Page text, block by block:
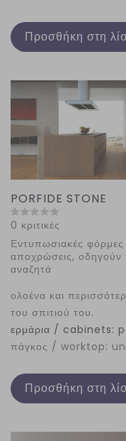
Προσθήκη στη
PORFIDE STONE
0 κριτικές
Εντυπωσιακές φόρμες
αποχρώσεις,
αναζητά
ολοένα και
του σπιτιού του.
ερμάρια / cabinets:
πάγκος / worktop:
Προσθήκη στη